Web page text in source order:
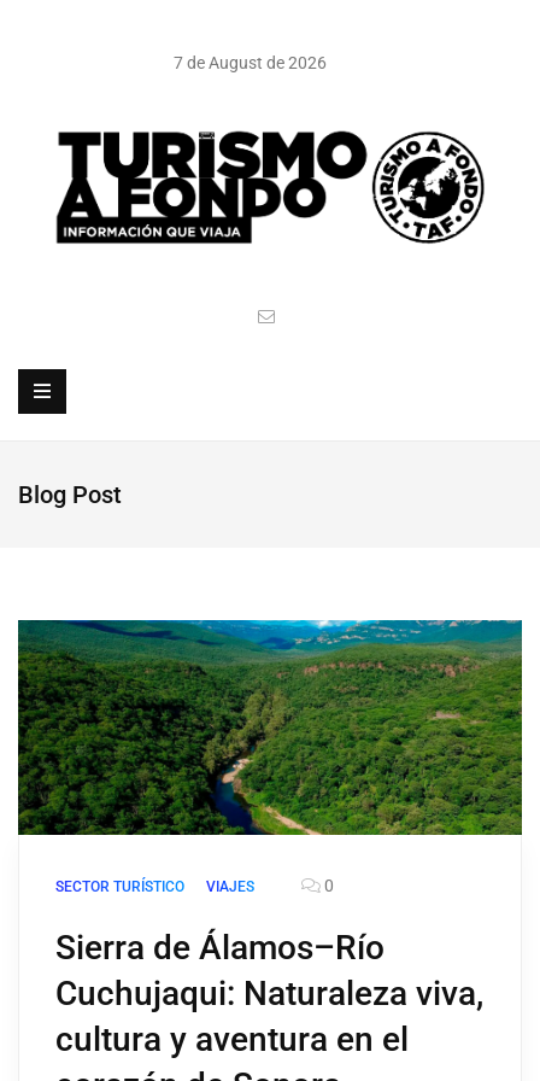
7 de August de 2026
Blog Post
SECTOR TURÍSTICO VIAJES 0
Sierra de Álamos–Río
Cuchujaqui: Naturaleza viva,
cultura y aventura en el